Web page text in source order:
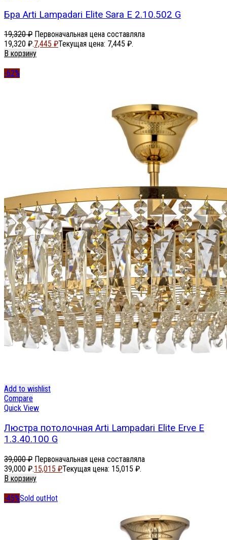
Бра Arti Lampadari Elite Sara E 2.10.502 G
19,320₽ Первоначальная цена составляла
19,320 ₽.7,445 ₽Текущая цена: 7,445 ₽.
В корзину
-62%
Add to wishlist
Compare
Quick View
Люстра потолочная Arti Lampadari Elite Erve E
1.3.40.100 G
39,000₽ Первоначальная цена составляла
39,000 ₽.15,015 ₽Текущая цена: 15,015 ₽.
В корзину
-45%Sold outHot